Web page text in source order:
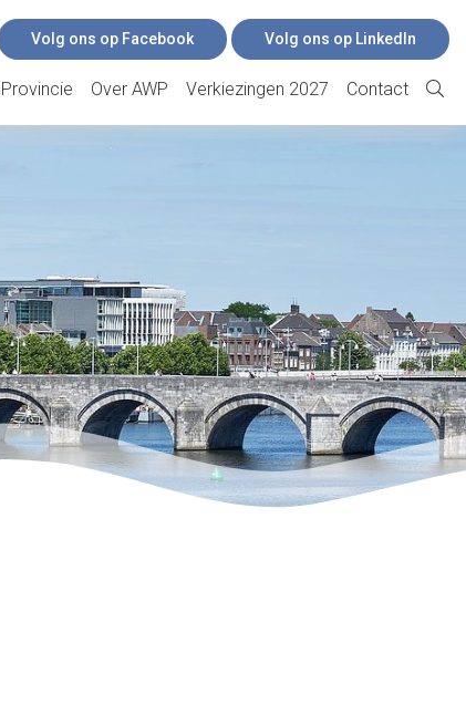
Volg ons op Facebook Volg ons op LinkedIn
Provincie Over AWP Verkiezingen 2027 Contact